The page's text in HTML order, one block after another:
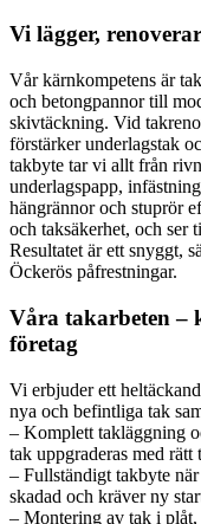
Vi lägger,
Vår kärnkompetens är
och betongpannor till
skivtäckning. Vid
förstärker underlagstak
takbyte tar vi allt från
underlagspapp,
hängrännor och stuprör
och taksäkerhet, och ser
Resultatet är ett snyggt,
Öckerös påfrestningar.
Våra takarbeten
företag
Vi erbjuder ett
nya och befintliga tak
– Komplett takläggning
tak uppgraderas med rätt
– Fullständigt takbyte
skadad och kräver ny
– Montering av tak i